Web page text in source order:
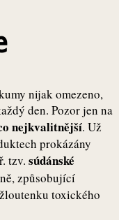
nijak omezeno,
den. Pozor jen na
nejkvalitnější. Už
prokázány
tzv. súdánské
způsobující
toxického